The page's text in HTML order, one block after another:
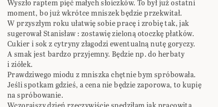
Wyszło raptem pięć małych słoiczków. To był już ostatni
moment, bo już wkrótce mniszek będzie przekwitał.
W przyszłym roku ułatwię sobie pracę i zrobię tak, jak
sugerował Stanisław : zostawię zieloną otoczkę płatków.
Cukier i sok z cytryny złagodzi ewentualną nutę goryczy.
A smak jest bardzo przyjemny. Będzie np. do herbaty
i ziółek.
Prawdziwego miodu z mniszka chętnie bym spróbowała.
Jeśli spotkam gdzieś, a cena nie będzie zaporowa, to kupię
na spróbowanie.